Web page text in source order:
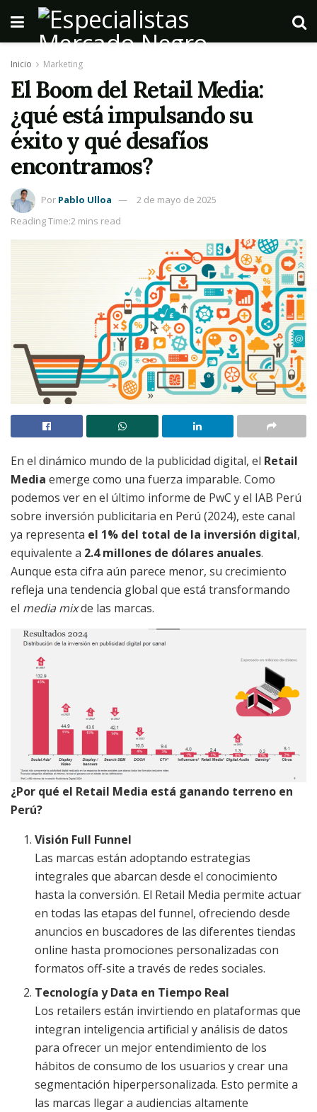
Inicio Marketing
El Boom del Retail Media:
¿qué está impulsando su
éxito y qué desafíos
encontramos?
Por Pablo Ulloa
2 de mayo de 2025
Reading Time:2 mins read
En el dinámico mundo de la publicidad digital, el Retail
Media emerge como una fuerza imparable. Como
podemos ver en el último informe de PwC y el IAB Perú
sobre inversión publicitaria en Perú (2024), este canal
ya representa el 1% del total de la inversión digital,
equivalente a 2.4 millones de dólares anuales.
Aunque esta cifra aún parece menor, su crecimiento
refleja una tendencia global que está transformando
el media mixde las marcas.
¿Por qué el Retail Media está ganando terreno en
Perú?
Visión Full Funnel
Las marcas están adoptando estrategias
integrales que abarcan desde el conocimiento
hasta la conversión. El Retail Media permite actuar
en todas las etapas del funnel, ofreciendo desde
anuncios en buscadores de las diferentes tiendas
online hasta promociones personalizadas con
formatos off-site a través de redes sociales.
Tecnología y Data en Tiempo Real
Los retailers están invirtiendo en plataformas que
integran inteligencia artificial y análisis de datos
para ofrecer un mejor entendimiento de los
hábitos de consumo de los usuarios y crear una
segmentación hiperpersonalizada. Esto permite a
las marcas llegar a audiencias altamente